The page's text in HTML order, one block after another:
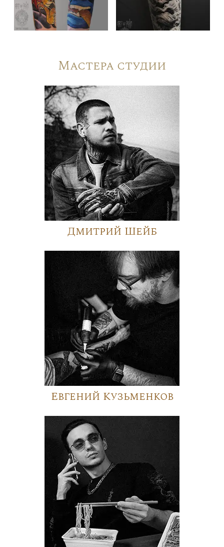
Мастера студии
Дмитрий Шейб
Евгений Кузьменков